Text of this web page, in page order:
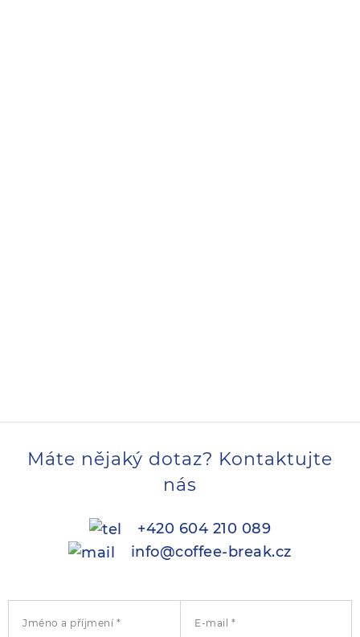
Máte nějaký dotaz? Kontaktujte
nás
+420 604 210 089
info@coffee-break.cz
Jméno a příjmení * E-mail *